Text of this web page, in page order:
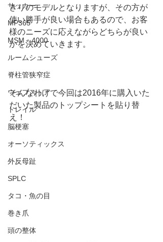
サッカー
MP365
MSM・4000
ルームシューズ
脊柱管狭窄症
ウェブストア
トレイル
脳梗塞
オーソティックス
外反母趾
SPLC
タコ・魚の目
巻き爪
頭の整体
きりのモデルとなりますが、その方が
使い勝手が良い場合もあるので、お客
様のニーズに応えながらどちらが良い
かを決めていきます。
そんなわけで今回は2016年に購入いた
だいた製品のトップシートを貼り替
え！